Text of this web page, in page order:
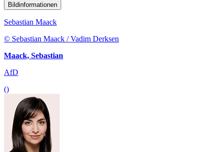
Bildinformationen
Sebastian Maack
© Sebastian Maack / Vadim Derksen
Maack, Sebastian
AfD
()